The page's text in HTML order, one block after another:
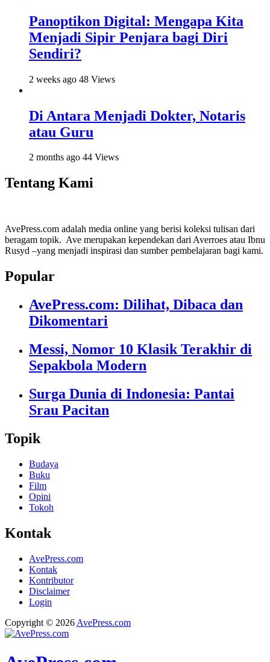
Panoptikon Digital: Mengapa Kita
Menjadi Sipir Penjara bagi Diri
Sendiri?
2 weeks ago 48 Views
Di Antara Menjadi Dokter, Notaris
atau Guru
2 months ago 44 Views
Tentang Kami
AvePress.com adalah media online yang berisi koleksi tulisan dari
beragam topik. Ave merupakan kependekan dari Averroes atau Ibnu
Rusyd –yang menjadi inspirasi dan sumber pembelajaran bagi kami.
Popular
AvePress.com: Dilihat, Dibaca dan
Dikomentari
Messi, Nomor 10 Klasik Terakhir di
Sepakbola Modern
Surga Dunia di Indonesia: Pantai
Srau Pacitan
Topik
Budaya
Buku
Film
Opini
Tokoh
Kontak
AvePress.com
Kontak
Kontributor
Disclaimer
Login
Copyright © 2026 AvePress.com